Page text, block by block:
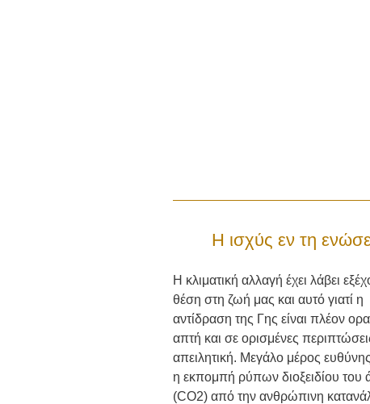
Η ισχύς εν τη
Η κλιματική αλλαγή έχει λάβει
θέση στη ζωή μας και αυτό γιατί η
αντίδραση της Γης είναι πλέον
απτή και σε ορισμένες
απειλητική. Μεγάλο μέρος
η εκπομπή ρύπων διοξειδίου του
(CO2) από την ανθρώπινη